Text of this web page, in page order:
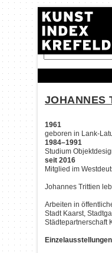
FINDEN:
JOHANNES
1961
geboren in Lank-
1984–1991
Studium
seit 2016
Mitglied im
Johannes Trittien
Arbeiten in
Stadt Kaarst,
Städtepartnerschaft